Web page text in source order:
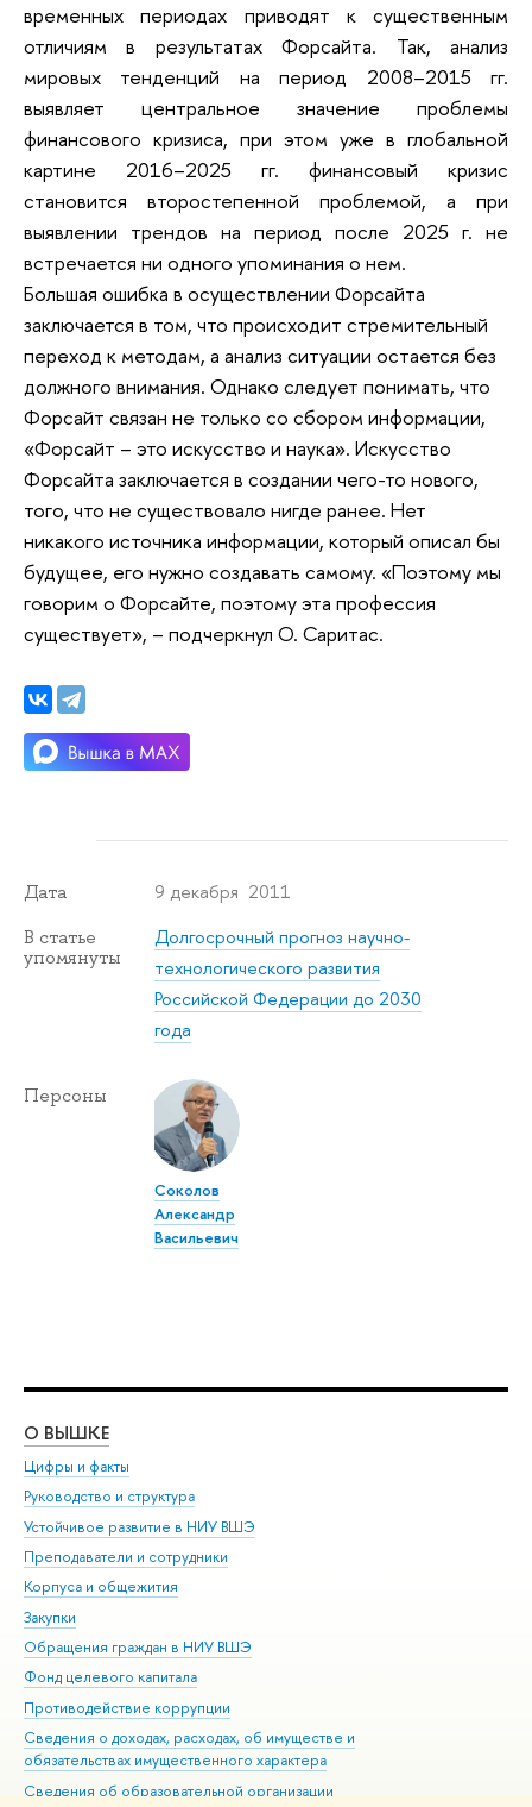
временных периодах приводят к существенным
отличиям в результатах Форсайта. Так, анализ
мировых тенденций на период 2008–2015 гг.
выявляет центральное значение проблемы
финансового кризиса, при этом уже в глобальной
картине 2016–2025 гг. финансовый кризис
становится второстепенной проблемой, а при
выявлении трендов на период после 2025 г. не
встречается ни одного упоминания о нем.
Большая ошибка в осуществлении Форсайта
заключается в том, что происходит стремительный
переход к методам, а анализ ситуации остается без
должного внимания. Однако следует понимать, что
Форсайт связан не только со сбором информации,
«Форсайт – это искусство и наука». Искусство
Форсайта заключается в создании чего-то нового,
того, что не существовало нигде ранее. Нет
никакого источника информации, который описал бы
будущее, его нужно создавать самому. «Поэтому мы
говорим о Форсайте, поэтому эта профессия
существует», – подчеркнул О. Саритас.
Дата 9 декабря 2011
В статье
упомянуты
Долгосрочный прогноз научно-
технологического развития
Российской Федерации до 2030
года
Персоны
Соколов
Александр
Васильевич
О ВЫШКЕ
Цифры и факты
Руководство и структура
Устойчивое развитие в НИУ ВШЭ
Преподаватели и сотрудники
Корпуса и общежития
Закупки
Обращения граждан в НИУ ВШЭ
Фонд целевого капитала
Противодействие коррупции
Сведения о доходах, расходах, об имуществе и
обязательствах имущественного характера
Сведения об образовательной организации